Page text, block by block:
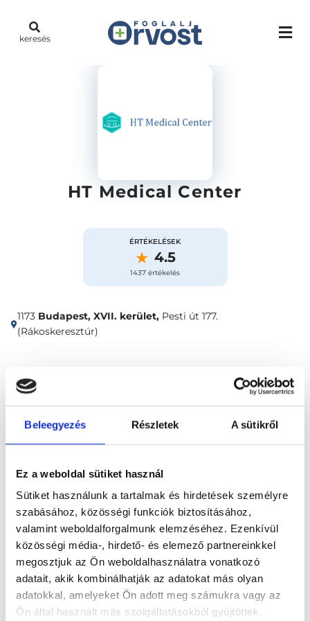
Beleegyezés Részletek A sütikről
Ez a weboldal sütiket használ
Sütiket használunk a tartalmak és hirdetések személyre
szabásához, közösségi funkciók biztosításához,
valamint weboldalforgalmunk elemzéséhez. Ezenkívül
közösségi média-, hirdető- és elemező partnereinkkel
megosztjuk az Ön weboldalhasználatra vonatkozó
adatait, akik kombinálhatják az adatokat más olyan
adatokkal, amelyeket Ön adott meg számukra vagy az
Ön által használt más szolgáltatásokból gyűjtöttek.
keresés
HT Medical Center
ÉRTÉKELÉSEK
4.5
1437 értékelés
1173 Budapest, XVII. kerület, Pesti út 177.
(Rákoskeresztúr)
Vélemények
Foglalj időpontot
Összes szakterület
Főoldal Klinikák
Allergológus, Budapest, XVII. kerület